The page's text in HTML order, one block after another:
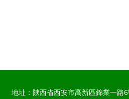
地址：陜西省西安市高新區錦業一路